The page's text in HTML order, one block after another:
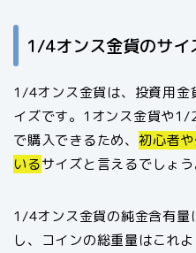
1/4オンス金貨のサイ
1/4オンス金貨は、投資用金
イズです。1オンス金貨や1/
で購入できるため、 初心者
いるサイズと言えるでしょう
1/4オンス金貨の純金含有
し、コインの総重量はこれ